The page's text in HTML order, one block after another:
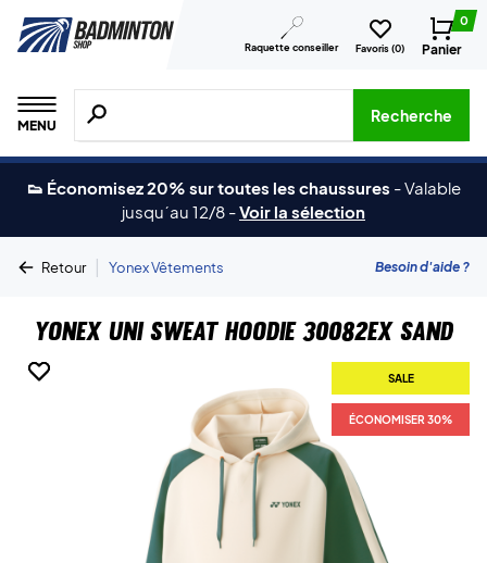
Raquette conseiller Favoris (0)
0
Panier
MENU
Recherche de produits, de marques, etc.
Recherche
👟 Économisez 20% sur toutes les chaussures -Valable
jusqu´au 12/8 -Voir la sélection
Retour | Yonex Vêtements Besoin d'aide ?
Yonex Uni Sweat Hoodie 30082EX Sand
SALE
ÉCONOMISER 30%
SALE
ÉCONOMISER 30%